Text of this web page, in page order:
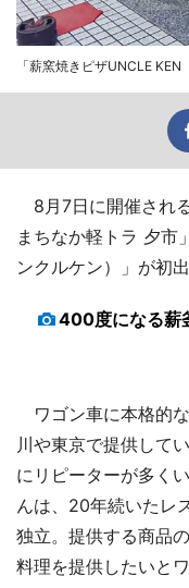
「薪窯焼きピザUNCLE KEN
8月7日に開催され
まちなか軽トラ 夕市
ンクルケン）」が初出
400度になる薪
ワゴン車に本格的
川や東京で提供して
にリピーターが多く
んは、20年続いたレ
独立。提供する商品
料理を提供したいと